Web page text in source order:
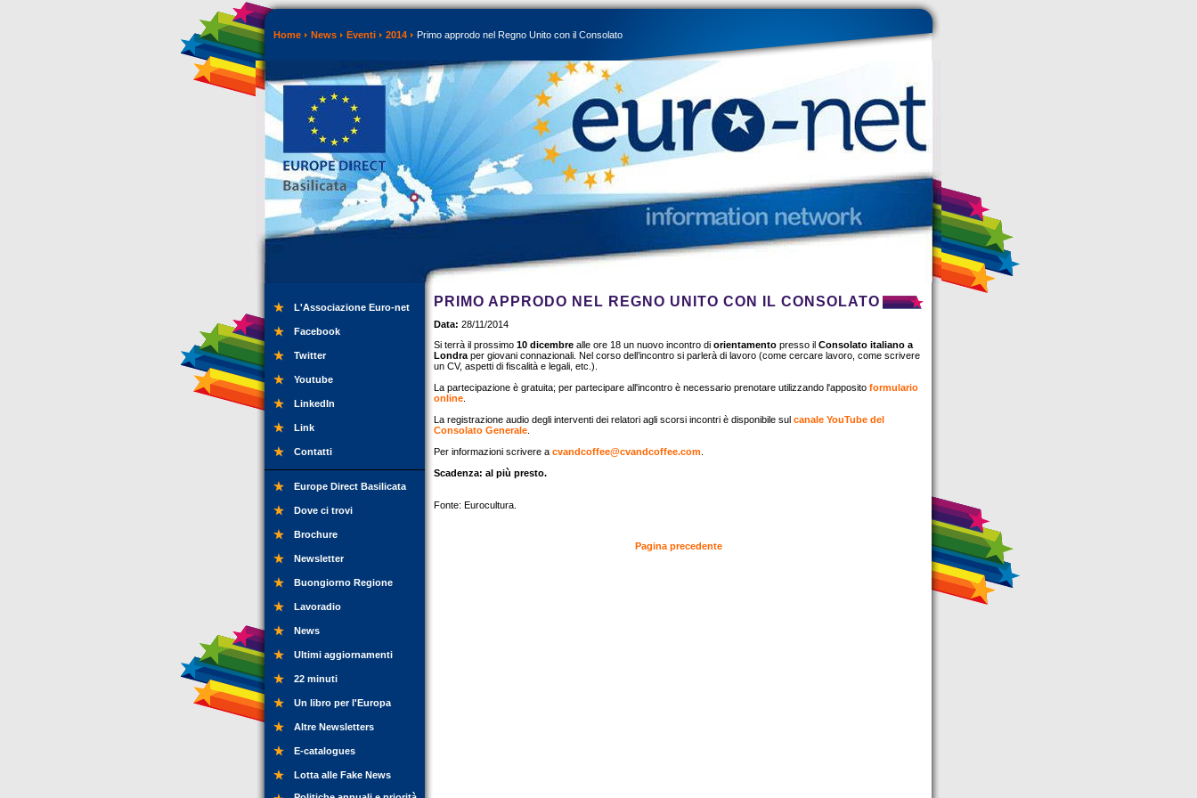
Home News Eventi 2014 Primo approdo nel Regno Unito con il Consolato
L'Associazione Euro-net
Facebook
Twitter
Youtube
LinkedIn
Link
Contatti
Europe Direct Basilicata
Dove ci trovi
Brochure
Newsletter
Buongiorno Regione
Lavoradio
News
Ultimi aggiornamenti
22 minuti
Un libro per l'Europa
Altre Newsletters
E-catalogues
Lotta alle Fake News
PRIMO APPRODO NEL REGNO UNITO CON IL CONSOLATO
Data: 28/11/2014
Si terrà il prossimo 10 dicembre alle ore 18 un nuovo incontro di orientamento presso il Consolato italiano a
Londra per giovani connazionali. Nel corso dell’incontro si parlerà di lavoro (come cercare lavoro, come scrivere
un CV, aspetti di fiscalità e legali, etc.).
La partecipazione è gratuita; per partecipare all'incontro è necessario prenotare utilizzando l'apposito formulario
online
La registrazione audio degli interventi dei relatori agli scorsi incontri è disponibile sul canale YouTube del
Consolato Generale
Per informazioni scrivere a cvandcoffee@cvandcoffee.com
Scadenza: al più presto.
Fonte: Eurocultura.
Pagina precedente